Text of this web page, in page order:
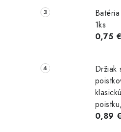
1ks
0,75 €
Držiak
0,89 €